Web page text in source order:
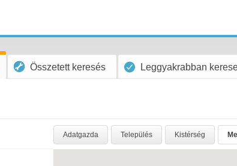
Összetett keresés Leggyakrabban
Adatgazda Település Kistérség